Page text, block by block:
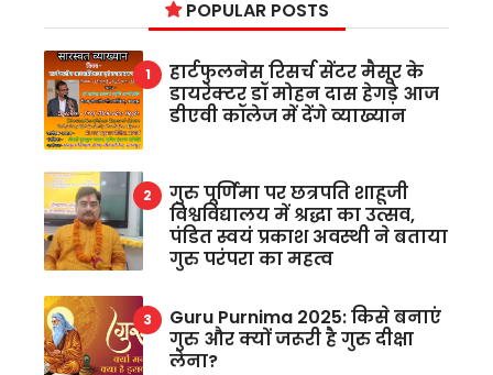
POPULAR POSTS
हार्टफुलनेस रिसर्च सेंटर मैसूर के
डायरेक्टर डॉ मोहन दास हेगड़े आज
डीएवी कॉलेज में देंगे व्याख्यान
गुरु पूर्णिमा पर छत्रपति शाहूजी
विश्वविद्यालय में श्रद्धा का उत्सव,
पंडित स्वयं प्रकाश अवस्थी ने बताया
गुरु परंपरा का महत्व
Guru Purnima 2025: किसे बनाएं
गुरु और क्यों जरूरी है गुरु दीक्षा
लेना?